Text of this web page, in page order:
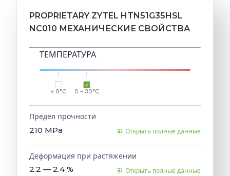
PROPRIETARY ZYTEL HTN51G35HSL
NC010 МЕХАНИЧЕСКИЕ СВОЙСТВА
ТЕМПЕРАТУРА
≤ 0°C 0 - 30°C
Предел прочности
210 MPa Открыть полные данные
Деформация при растяжении
2.2 — 2.4 % Открыть полные данные